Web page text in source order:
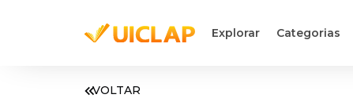
Explorar Categorias
VOLTAR